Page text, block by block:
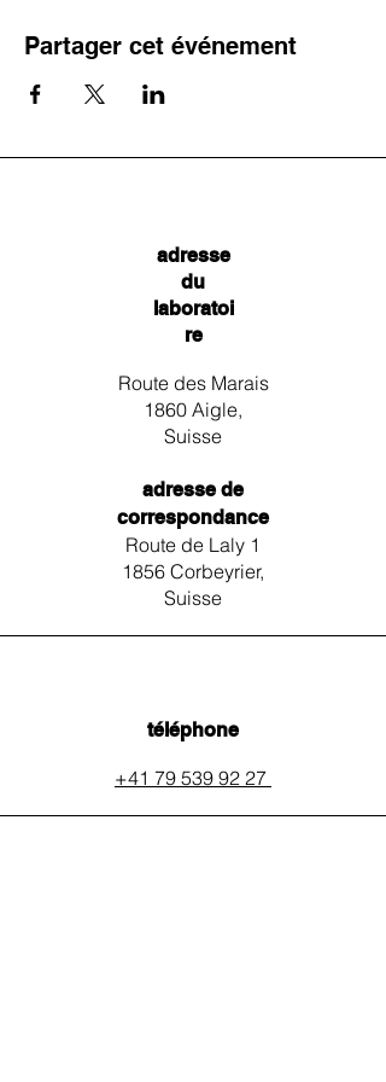
Partager cet événement
adresse
du
laboratoi
re
Route des Marais
1860 Aigle,
Suisse
adresse de
correspondance
Route de Laly 1
1856 Corbeyrier,
Suisse
téléphone
+41 79 539 92 27